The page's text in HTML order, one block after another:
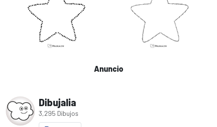
Anuncio
Dibujalia
3,295 Dibujos